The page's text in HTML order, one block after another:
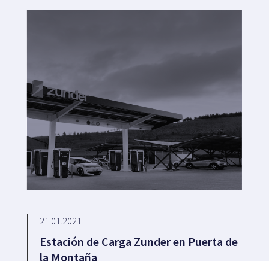
21.01.2021
Estación de Carga Zunder en Puerta de
la Montaña